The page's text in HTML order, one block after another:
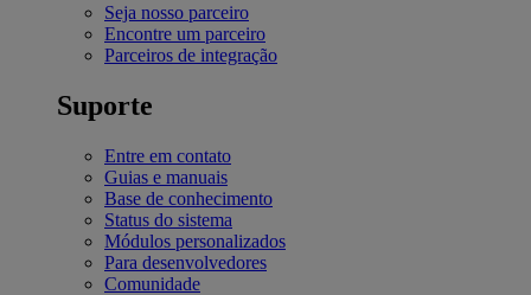
Seja nosso parceiro
Encontre um parceiro
Parceiros de integração
Suporte
Entre em contato
Guias e manuais
Base de conhecimento
Status do sistema
Módulos personalizados
Para desenvolvedores
Comunidade